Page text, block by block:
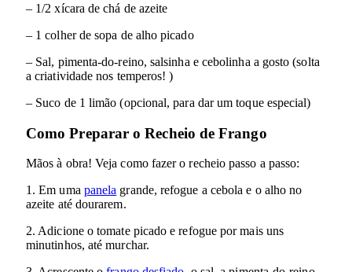
– 1/2 xícara de chá de azeite
– 1 colher de sopa de alho picado
– Sal, pimenta-do-reino, salsinha e cebolinha a gosto (solta
a criatividade nos temperos! )
– Suco de 1 limão (opcional, para dar um toque especial)
Como Preparar o Recheio de Frango
Mãos à obra! Veja como fazer o recheio passo a passo:
1. Em uma panela grande, refogue a cebola e o alho no
azeite até dourarem.
2. Adicione o tomate picado e refogue por mais uns
minutinhos, até murchar.